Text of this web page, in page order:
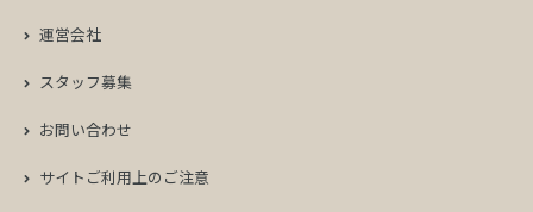
運営会社
スタッフ募集
お問い合わせ
サイトご利用上のご注意